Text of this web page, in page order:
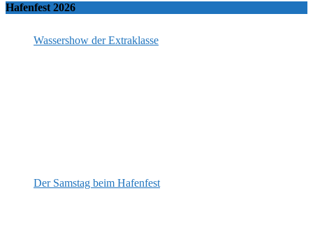
Hafenfest 2026
Wassershow der Extraklasse
Der Samstag beim Hafenfest